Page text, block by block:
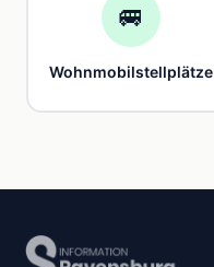
🚐
Wohnmobilstellplätze